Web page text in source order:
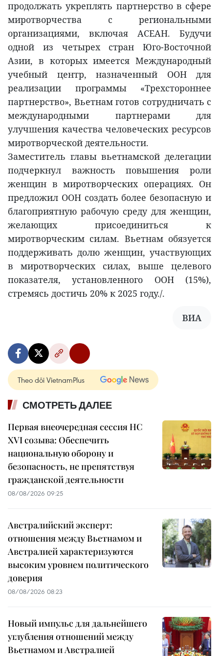
продолжать укреплять партнерство в сфере
миротворчества с региональными
организациями, включая АСЕАН. Будучи
одной из четырех стран Юго-Восточной
Азии, в которых имеется Международный
учебный центр, назначенный ООН для
реализации программы «Трехстороннее
партнерство», Вьетнам готов сотрудничать с
международными партнерами для
улучшения качества человеческих ресурсов
миротворческой деятельности.
Заместитель главы вьетнамской делегации
подчеркнул важность повышения роли
женщин в миротворческих операциях. Он
предложил ООН создать более безопасную и
благоприятную рабочую среду для женщин,
желающих присоединиться к
миротворческим силам. Вьетнам обязуется
поддерживать долю женщин, участвующих
в миротворческих силах, выше целевого
показателя, установленного ООН (15%),
стремясь достичь 20% к 2025 году./.
ВИА
Theo dõi VietnamPlus
СМОТРЕТЬ ДАЛЕЕ
Первая внеочередная сессия НС
XVI созыва: Обеспечить
национальную оборону и
безопасность, не препятствуя
гражданской деятельности
08/08/2026 09:25
Австралийский эксперт:
отношения между Вьетнамом и
Австралией характеризуются
высоким уровнем политического
доверия
08/08/2026 08:23
Новый импульс для дальнейшего
углубления отношений между
Вьетнамом и Австралией